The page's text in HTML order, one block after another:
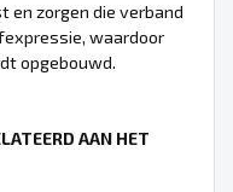
en zorgen die verband
waardoor
opgebouwd.
AAN HET